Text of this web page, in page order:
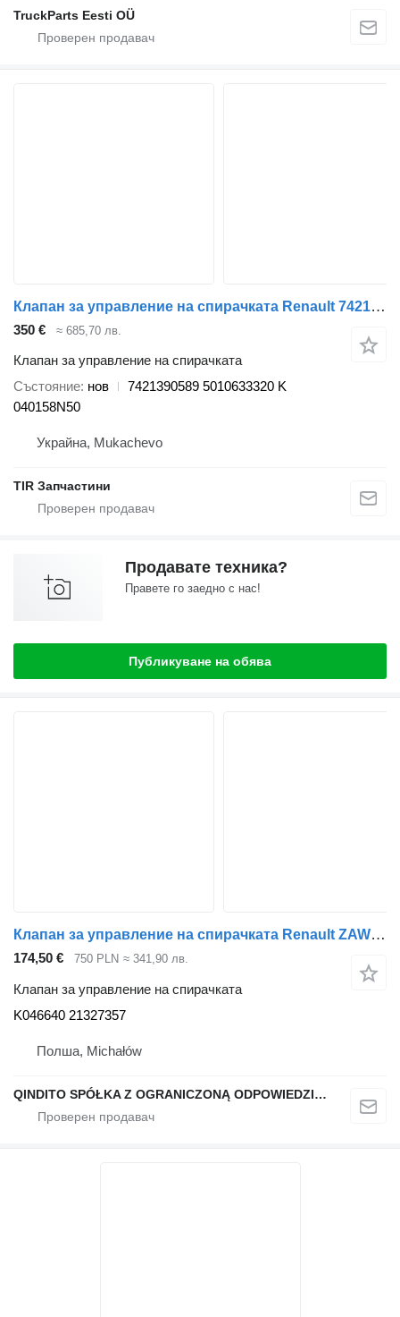
TruckParts Eesti OÜ
Клапан за управление на спирачката Renault 7421390589 за влекач Renault MAGNUM.PREMIUM
350 € ≈ 685,70 лв.
Клапан за управление на спирачката
Състояние нов
7421390589 5010633320 K
040158N50
Украйна, Mukachevo
TIR Запчастини
Продавате техника?
Правете го заедно с нас!
Публикуване на обява
Клапан за управление на спирачката Renault ZAWÓR GŁÓWNY HAMULCA K046640 RENAULT GAMA T K046640 21327357 за влекач Renault GAMA T
174,50 € 750 PLN ≈ 341,90 лв.
Клапан за управление на спирачката
K046640 21327357
Полша, Michałów
QINDITO SPÓŁKA Z OGRANICZONĄ ODPOWIEDZIALNOŚCIĄ